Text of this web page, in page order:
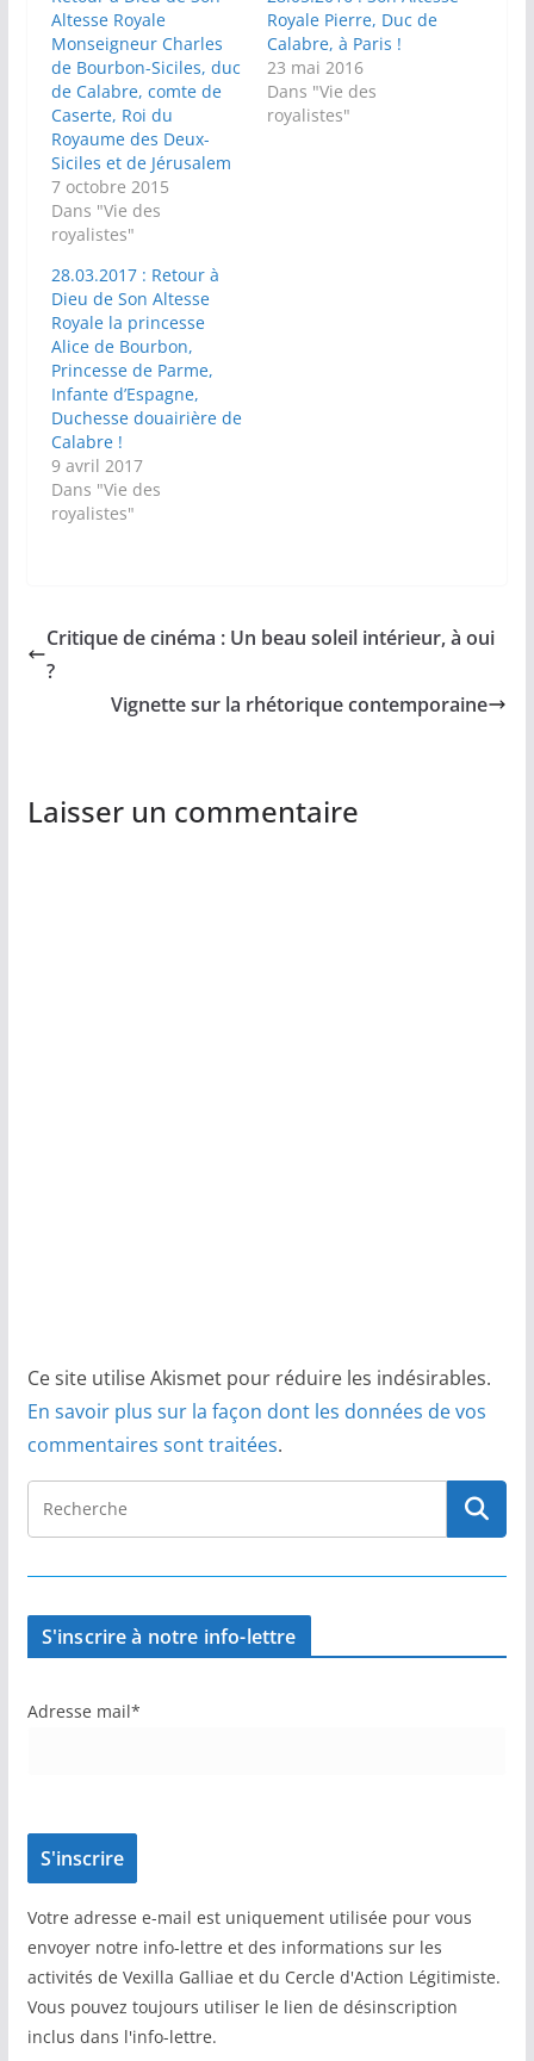
Altesse Royale
Monseigneur Charles
de Bourbon-Siciles, duc
de Calabre, comte de
Caserte, Roi du
Royaume des Deux-
Siciles et de Jérusalem
7 octobre 2015
Dans "Vie des
royalistes"
Royale Pierre, Duc de
Calabre, à Paris !
23 mai 2016
Dans "Vie des
royalistes"
28.03.2017 : Retour à
Dieu de Son Altesse
Royale la princesse
Alice de Bourbon,
Princesse de Parme,
Infante d’Espagne,
Duchesse douairière de
Calabre !
9 avril 2017
Dans "Vie des
royalistes"
Critique de cinéma : Un beau soleil intérieur, à oui
?
Vignette sur la rhétorique contemporaine
Laisser un commentaire
Ce site utilise Akismet pour réduire les indésirables.
En savoir plus sur la façon dont les données de vos
commentaires sont traitées.
S'inscrire à notre info-lettre
Adresse mail*
Votre adresse e-mail est uniquement utilisée pour vous
envoyer notre info-lettre et des informations sur les
activités de Vexilla Galliae et du Cercle d'Action Légitimiste.
Vous pouvez toujours utiliser le lien de désinscription
inclus dans l'info-lettre.